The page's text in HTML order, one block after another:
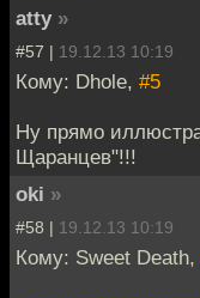
atty »
#57 | 19.12.13 10:19
Кому: Dhole, #5
Ну прямо
Щаранцев"!!!
oki »
#58 | 19.12.13 10:19
Кому: Sweet Death,